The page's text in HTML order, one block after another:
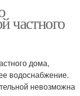
частного
дома,
водоснабжение.
невозможна